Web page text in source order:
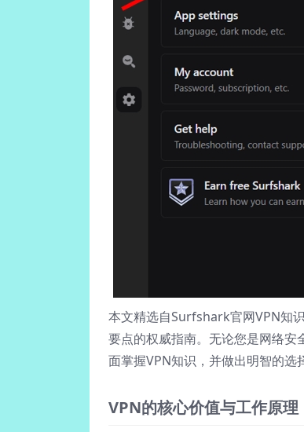
本文精选自Surfshark官网VPN知
要点的权威指南。无论您是网络
面掌握VPN知识，并做出明智的选
VPN的核心价值与工作原理